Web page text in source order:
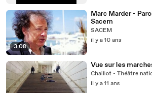
3:08
Marc Marder -
Sacem
SACEM
il y a 10 ans
Vue sur les
Chaillot - Théâtre
il y a 11 ans